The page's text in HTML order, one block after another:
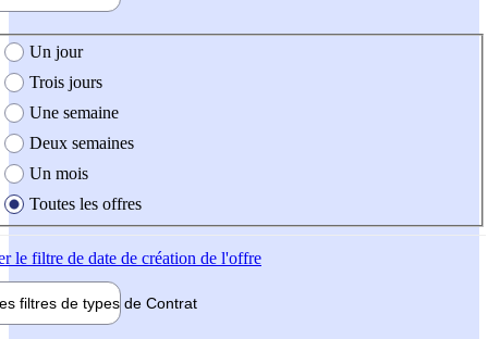
création de l'offre
Un jour
Trois jours
Une semaine
Deux semaines
Un mois
Toutes les offres
le filtre de date de création de l'offre
filtres de types de Contrat